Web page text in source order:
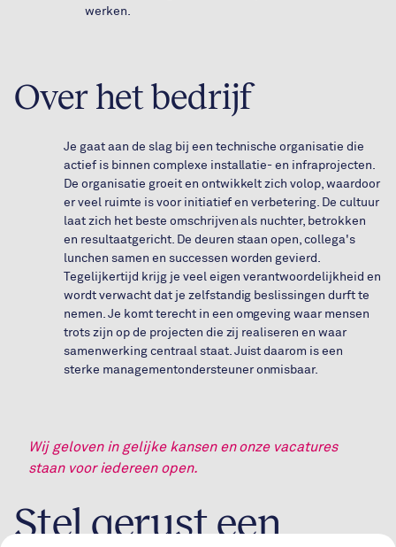
werken.
Over het bedrijf
Je gaat aan de slag bij een technische organisatie die
actief is binnen complexe installatie- en infraprojecten.
De organisatie groeit en ontwikkelt zich volop, waardoor
er veel ruimte is voor initiatief en verbetering. De cultuur
laat zich het beste omschrijven als nuchter, betrokken
en resultaatgericht. De deuren staan open, collega's
lunchen samen en successen worden gevierd.
Tegelijkertijd krijg je veel eigen verantwoordelijkheid en
wordt verwacht dat je zelfstandig beslissingen durft te
nemen. Je komt terecht in een omgeving waar mensen
trots zijn op de projecten die zij realiseren en waar
samenwerking centraal staat. Juist daarom is een
sterke managementondersteuner onmisbaar.
Wij geloven in gelijke kansen en onze vacatures
staan voor iedereen open.
Stel gerust een